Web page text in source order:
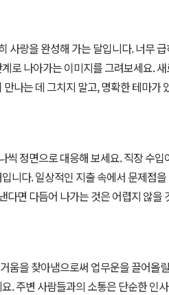
사랑을 완성해 가는 달입니다. 너무
로 나아가는 이미지를 그려보세요.
나는 데 그치지 말고, 명확한 테마가
씩 정면으로 대응해 보세요. 직장 수
니다. 일상적인 지출 속에서 문제점
다면 다듬어 나가는 것은 어렵지 않을
움을 찾아냄으로써 업무운을 끌어올
. 주변 사람들과의 소통은 단순한 인